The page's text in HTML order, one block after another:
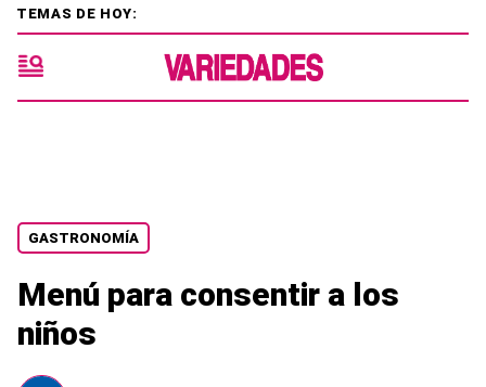
GASTRONOMÍA
Menú para consentir a los
niños
TEMAS DE HOY: